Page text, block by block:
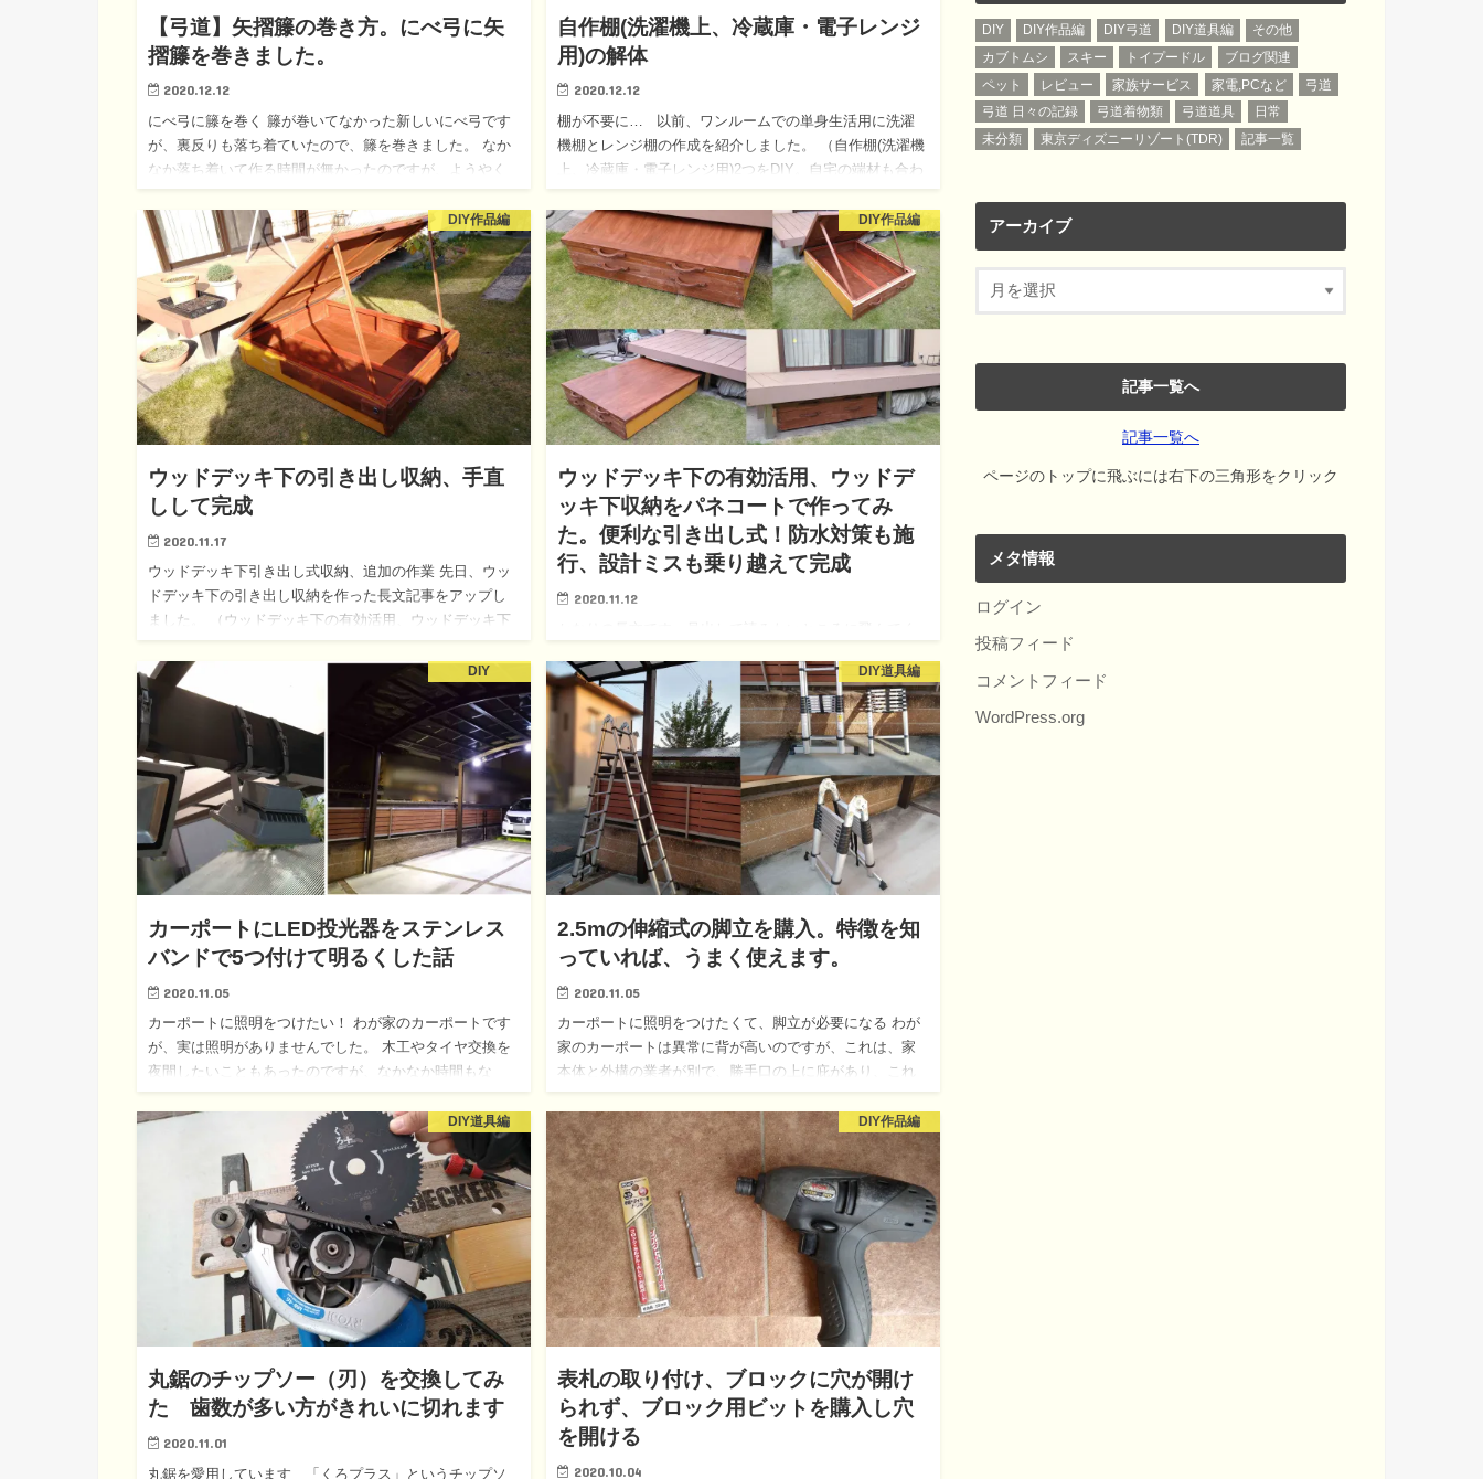
【弓道】矢摺籐の巻き方。にべ弓に矢
摺籐を巻きました。
2020.12.12
にべ弓に籐を巻く 籐が巻いてなかった新しいにべ弓です
が、裏反りも落ち着ていたので、籐を巻きました。 なか
なか落ち着いて作る時間が無かったのですが、ようやく
できました。 矢摺籐を巻く 以前、別の弓の矢摺籐を
巻い…
自作棚(洗濯機上、冷蔵庫・電子レンジ
用)の解体
2020.12.12
棚が不要に… 以前、ワンルームでの単身生活用に洗濯
機棚とレンジ棚の作成を紹介しました。 （自作棚(洗濯機
上、冷蔵庫・電子レンジ用)2つをDIY。自宅の端材も合わ
せて材料費1244円で作成。） 結果的に、そ…
DIY作品編
ウッドデッキ下の引き出し収納、手直
しして完成
2020.11.17
ウッドデッキ下引き出し式収納、追加の作業 先日、ウッ
ドデッキ下の引き出し収納を作った長文記事をアップし
ました。 （ウッドデッキ下の有効活用、ウッドデッキ下
収納をパネコートで作ってみた。便利な引き出し式！防
水対策も施行、設…
DIY作品編
ウッドデッキ下の有効活用、ウッドデ
ッキ下収納をパネコートで作ってみ
た。便利な引き出し式！防水対策も施
行、設計ミスも乗り越えて完成
2020.11.12
い。 ウッドデッキの下を有効に使いたい、8年越しのアイ
デア ウッドデッキ下に台車を使ってタイヤを収納してい
る事を以前、紹介…
DIY
カーポートにLED投光器をステンレス
バンドで5つ付けて明るくした話
2020.11.05
カーポートに照明をつけたい！ わが家のカーポートです
が、実は照明がありませんでした。 木工やタイヤ交換を
夜間したいこともあったのですが、なかなか時間もな
く、取り付けができませんでした。 家の建築と外構を別
のお店に頼んだの…
DIY道具編
2.5mの伸縮式の脚立を購入。特徴を知
っていれば、うまく使えます。
2020.11.05
カーポートに照明をつけたくて、脚立が必要になる わが
家のカーポートは異常に背が高いのですが、これは、家
本体と外構の業者が別で、勝手口の上に庇があり、これ
を避けるために、庇より上になる高さになっています。
庇がなければもう少…
DIY道具編
丸鋸のチップソー（刃）を交換してみ
た 歯数が多い方がきれいに切れます
2020.11.01
丸鋸を愛用しています 「くろプラス」というチップソ
DIY作品編
表札の取り付け、ブロックに穴が開け
られず、ブロック用ビットを購入し穴
を開ける
2020.10.04
DIY DIY作品編 DIY弓道 DIY道具編
その他
カブトムシ
スキー トイプードル
ブログ関連
ペット
レビュー 家族サービス 家電,PCなど
弓道
弓道 日々の記録
弓道着物類 弓道道具
日常
未分類
東京ディズニーリゾート(TDR) 記事一覧
アーカイブ
記事一覧へ
記事一覧へ
ページのトップに飛ぶには右下の三角形をクリック
メタ情報
ログイン
投稿フィード
コメントフィード
WordPress.org